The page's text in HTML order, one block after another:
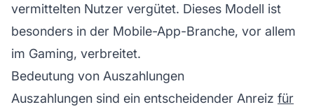
vermittelten Nutzer vergütet. Dieses Modell ist
besonders in der Mobile-App-Branche, vor allem
im Gaming, verbreitet.
Bedeutung von Auszahlungen
Auszahlungen sind ein entscheidender Anreiz für